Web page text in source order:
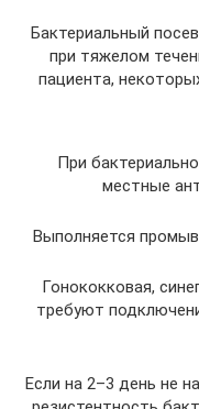
Бактериальный
при тяжелом
пациента,
При
местные
Выполняется
Гонококковая,
требуют
Если на 2–3 день не